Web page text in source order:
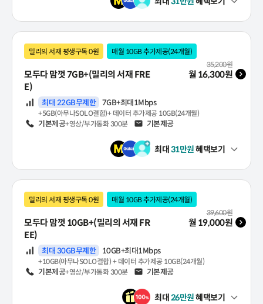
밀리의 서재 평생구독 0원 매월 10GB 추가제공(24개월)
모두다 맘껏 7GB+(밀리의 서재 FRE
E)
월 기본료(VAT 포함)
35,200원
월 16,300원
데이터최대 22GB무제한 7GB+최대1Mbps
+5GB(아무나SOLO결합)+ 데이터 추가제공 10GB(24개월)
음성기본제공+영상/부가통화 300분 문자기본제공
최대31만원혜택보기
밀리의 서재 평생구독 0원 매월 10GB 추가제공(24개월)
모두다 맘껏 10GB+(밀리의 서재 FR
EE)
월 기본료(VAT 포함)
39,600원
월 19,000원
데이터최대 30GB무제한 10GB+최대1Mbps
+10GB(아무나SOLO결합) + 데이터 추가제공 10GB(24개월)
음성기본제공+영상/부가통화 300분 문자기본제공
최대26만원혜택보기